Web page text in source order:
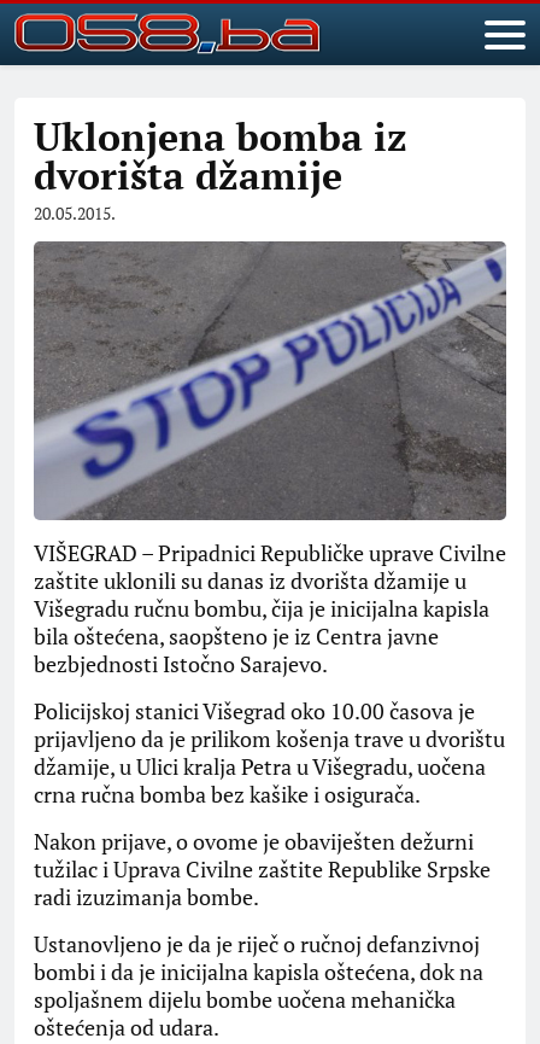
Uklonjena bomba iz
dvorišta džamije
20.05.2015.
VIŠEGRAD – Pripadnici Republičke uprave Civilne
zaštite uklonili su danas iz dvorišta džamije u
Višegradu ručnu bombu, čija je inicijalna kapisla
bila oštećena, saopšteno je iz Centra javne
bezbjednosti Istočno Sarajevo.
Policijskoj stanici Višegrad oko 10.00 časova je
prijavljeno da je prilikom košenja trave u dvorištu
džamije, u Ulici kralja Petra u Višegradu, uočena
crna ručna bomba bez kašike i osigurača.
Nakon prijave, o ovome je obaviješten dežurni
tužilac i Uprava Civilne zaštite Republike Srpske
radi izuzimanja bombe.
Ustanovljeno je da je riječ o ručnoj defanzivnoj
bombi i da je inicijalna kapisla oštećena, dok na
spoljašnem dijelu bombe uočena mehanička
oštećenja od udara.